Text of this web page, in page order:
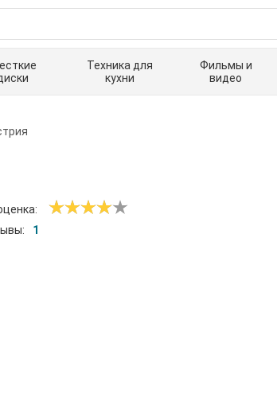
Техника для
кухни
Фильмы и
видео
1